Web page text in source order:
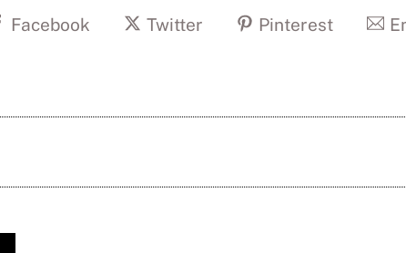
Facebook Twitter Pinterest